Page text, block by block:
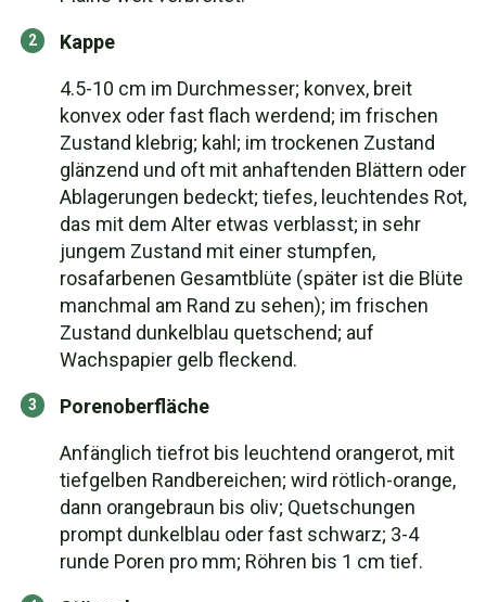
Kappe
4.5-10 cm im Durchmesser; konvex, breit
konvex oder fast flach werdend; im frischen
Zustand klebrig; kahl; im trockenen Zustand
glänzend und oft mit anhaftenden Blättern oder
Ablagerungen bedeckt; tiefes, leuchtendes Rot,
das mit dem Alter etwas verblasst; in sehr
jungem Zustand mit einer stumpfen,
rosafarbenen Gesamtblüte (später ist die Blüte
manchmal am Rand zu sehen); im frischen
Zustand dunkelblau quetschend; auf
Wachspapier gelb fleckend.
Porenoberfläche
Anfänglich tiefrot bis leuchtend orangerot, mit
tiefgelben Randbereichen; wird rötlich-orange,
dann orangebraun bis oliv; Quetschungen
prompt dunkelblau oder fast schwarz; 3-4
runde Poren pro mm; Röhren bis 1 cm tief.